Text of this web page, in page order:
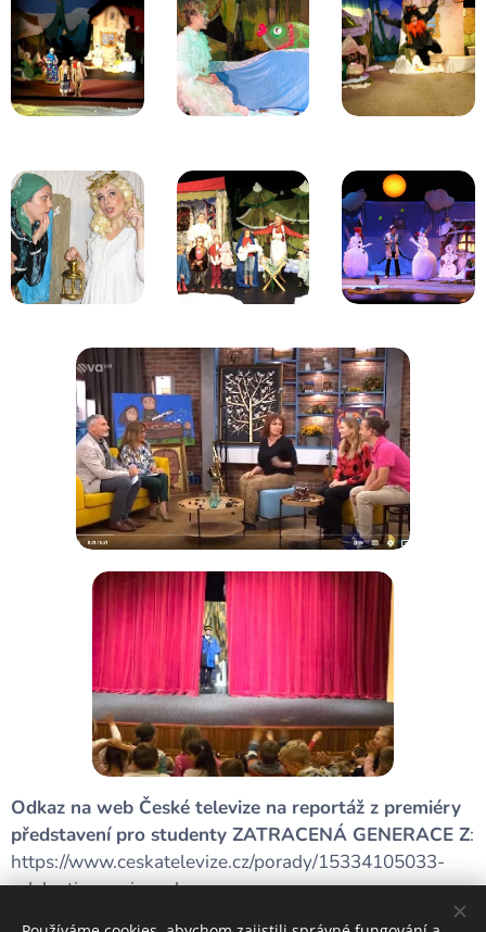
Odkaz na web České televize na reportáž z premiéry
představení pro studenty ZATRACENÁ GENERACE Z:
https://www.ceskatelevize.cz/porady/15334105033-
udalosti-v-regionech-sever-a-